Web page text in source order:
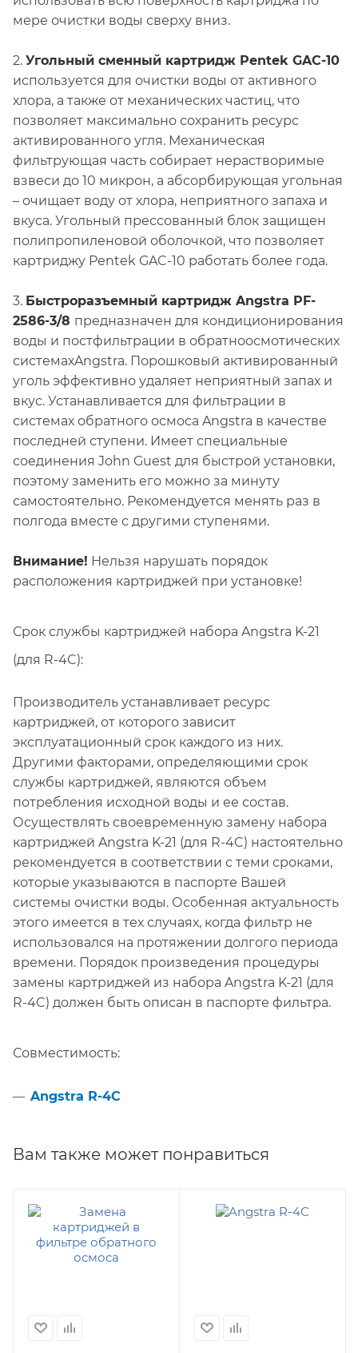
мере очистки воды сверху вниз.
2. Угольный сменный картридж Pentek GAC-10
используется для очистки воды от активного
хлора, а также от механических частиц, что
позволяет максимально сохранить ресурс
активированного угля. Механическая
фильтрующая часть собирает нерастворимые
взвеси до 10 микрон, а абсорбирующая угольная
– очищает воду от хлора, неприятного запаха и
вкуса. Угольный прессованный блок защищен
полипропиленовой оболочкой, что позволяет
картриджу Pentek GAC-10 работать более года.
3. Быстроразъемный картридж Angstra PF-
2586-3/8 предназначен для кондиционирования
воды и постфильтрации в обратноосмотических
системахAngstra. Порошковый активированный
уголь эффективно удаляет неприятный запах и
вкус. Устанавливается для фильтрации в
системах обратного осмоса Angstra в качестве
последней ступени. Имеет специальные
соединения John Guest для быстрой установки,
поэтому заменить его можно за минуту
самостоятельно. Рекомендуется менять раз в
полгода вместе с другими ступенями.
Внимание! Нельзя нарушать порядок
расположения картриджей при установке!
Срок службы картриджей набора Angstra K-21
(для R-4C):
Производитель устанавливает ресурс
картриджей, от которого зависит
эксплуатационный срок каждого из них.
Другими факторами, определяющими срок
службы картриджей, являются объем
потребления исходной воды и ее состав.
Осуществлять своевременную замену набора
картриджей Angstra K-21 (для R-4C) настоятельно
рекомендуется в соответствии с теми сроками,
которые указываются в паспорте Вашей
системы очистки воды. Особенная актуальность
этого имеется в тех случаях, когда фильтр не
использовался на протяжении долгого периода
времени. Порядок произведения процедуры
замены картриджей из набора Angstra K-21 (для
R-4C) должен быть описан в паспорте фильтра.
Совместимость:
Angstra R-4C
Вам также может понравиться